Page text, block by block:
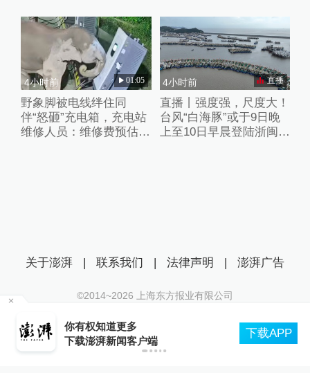
4小时前 01:05
野象脚被电线绊住同
伴“怒砸”充电箱，充电站
维修人员：维修费预估2
4小时前 直播
直播丨强度强，尺度大！
台风“白海豚”或于9日晚
上至10日早晨登陆浙闽沿
你有权知道更多
下载澎湃新闻客户端
下载APP
关于澎湃 | 联系我们 | 法律声明 | 澎湃广告
©2014~2026 上海东方报业有限公司
互联网新闻信息服务许可证：31120170006
沪公网安备 31010602000299号